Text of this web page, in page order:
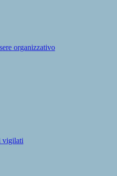
organizzativo
vigilati